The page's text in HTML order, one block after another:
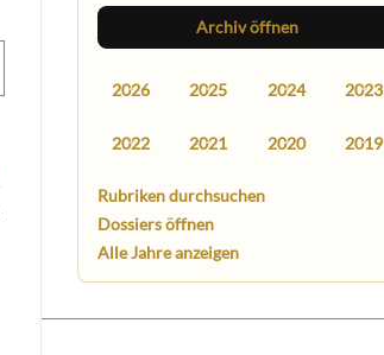
Archiv öffnen
2026 2025 2024 2023
2022 2021 2020 2019
Rubriken durchsuchen
Dossiers öffnen
Alle Jahre anzeigen